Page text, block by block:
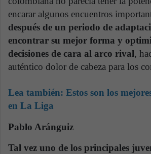
encarar algunos encuentros
después de un periodo de
encontrar su mejor forma y
decisiones de cara al arco rival,
auténtico dolor de cabeza para los
Lea también: Estos son los
en La Liga
Pablo Aránguiz
Tal vez uno de los principales